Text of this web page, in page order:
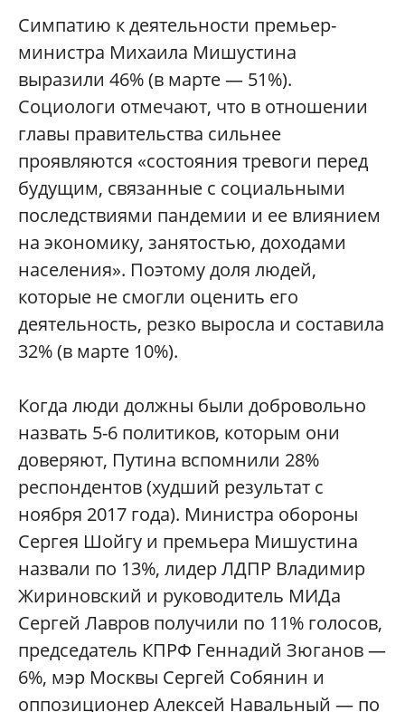
Симпатию к деятельности премьер-
министра Михаила Мишустина
выразили 46% (в марте — 51%).
Социологи отмечают, что в отношении
главы правительства сильнее
проявляются «состояния тревоги перед
будущим, связанные с социальными
последствиями пандемии и ее влиянием
на экономику, занятостью, доходами
населения». Поэтому доля людей,
которые не смогли оценить его
деятельность, резко выросла и составила
32% (в марте 10%).
Когда люди должны были добровольно
назвать 5-6 политиков, которым они
доверяют, Путина вспомнили 28%
респондентов (худший результат с
ноября 2017 года). Министра обороны
Сергея Шойгу и премьера Мишустина
назвали по 13%, лидер ЛДПР Владимир
Жириновский и руководитель МИДа
Сергей Лавров получили по 11% голосов,
председатель КПРФ Геннадий Зюганов —
6%, мэр Москвы Сергей Собянин и
оппозиционер Алексей Навальный — по